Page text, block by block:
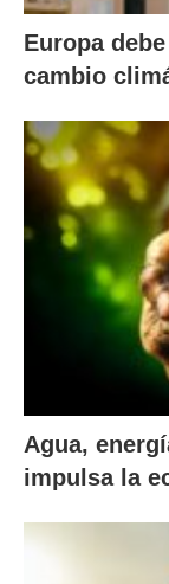
Europa
cambio
Agua,
impulsa la